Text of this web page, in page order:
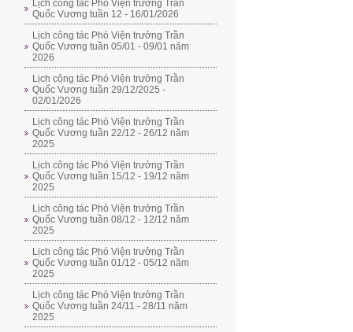
Lịch công tác Phó Viện trưởng Trần
Quốc Vương tuần 12 - 16/01/2026
Lịch công tác Phó Viện trưởng Trần
Quốc Vương tuần 05/01 - 09/01 năm
2026
Lịch công tác Phó Viện trưởng Trần
Quốc Vương tuần 29/12/2025 -
02/01/2026
Lịch công tác Phó Viện trưởng Trần
Quốc Vương tuần 22/12 - 26/12 năm
2025
Lịch công tác Phó Viện trưởng Trần
Quốc Vương tuần 15/12 - 19/12 năm
2025
Lịch công tác Phó Viện trưởng Trần
Quốc Vương tuần 08/12 - 12/12 năm
2025
Lịch công tác Phó Viện trưởng Trần
Quốc Vương tuần 01/12 - 05/12 năm
2025
Lịch công tác Phó Viện trưởng Trần
Quốc Vương tuần 24/11 - 28/11 năm
2025